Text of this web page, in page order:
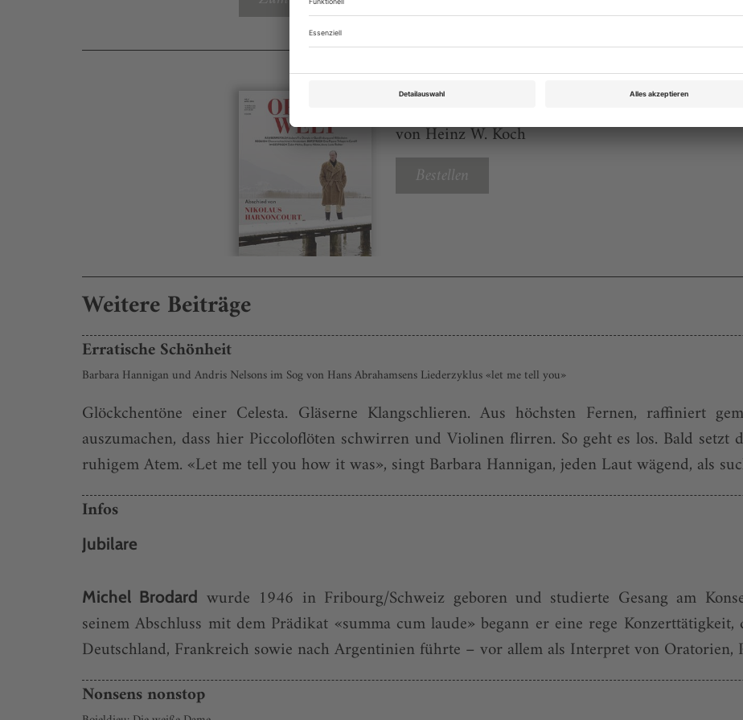
Opernwelt April 2016
von Heinz W. Koch
Bestellen
Weitere Beiträge
Erratische Schönheit
Barbara Hannigan und Andris Nelsons im Sog von Hans Abrahamsens Liederzyklus «let me tell you»
Glöckchentöne einer Celesta. Gläserne Klangschlieren. Aus höchsten Fernen, raffiniert
auszumachen, dass hier Piccoloflöten schwirren und Violinen flirren. So geht es los. Bald setzt
ruhigem Atem. «Let me tell you how it was», singt Barbara Hannigan, jeden Laut wägend, als
Infos
Jubilare
Michel Brodard wurde 1946 in Fribourg/Schweiz geboren und studierte Gesang am
seinem Abschluss mit dem Prädikat «summa cum laude» begann er eine rege
Deutschland, Frankreich sowie nach Argentinien führte – vor allem als Interpret von Oratorien,
Nonsens nonstop